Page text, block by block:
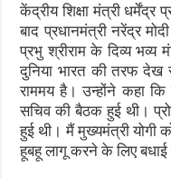
केंद्रीय शिक्षा मंत्री धर्मेंद्र
बाद प्रधानमंत्री नरेंद्र
प्रभु श्रीराम के दिव्य भव्य
दुनिया भारत की तरफ देख
राममय है। उन्होंने कहा कि
सचिव की बैठक हुई थी।
हुई थी। मैं मुख्यमंत्री योगी
हूबहू लागू करने के लिए बधाई